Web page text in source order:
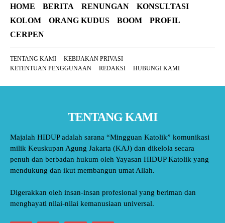
HOME BERITA RENUNGAN
KONSULTASI
KOLOM
ORANG KUDUS BOOM
PROFIL
CERPEN
TENTANG KAMI
KEBIJAKAN PRIVASI
KETENTUAN PENGGUNAAN
REDAKSI HUBUNGI KAMI
TENTANG KAMI
Majalah HIDUP adalah sarana “Mingguan Katolik” komunikasi
milik Keuskupan Agung Jakarta (KAJ) dan dikelola secara
penuh dan berbadan hukum oleh Yayasan HIDUP Katolik yang
mendukung dan ikut membangun umat Allah.
Digerakkan oleh insan-insan profesional yang beriman dan
menghayati nilai-nilai kemanusiaan universal.